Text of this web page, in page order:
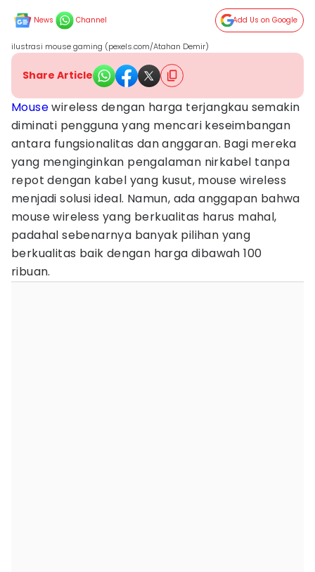
News Channel Add Us on Google
ilustrasi mouse gaming (pexels.com/Atahan Demir)
Share Article
Mousewireless dengan harga terjangkau semakin
diminati pengguna yang mencari keseimbangan
antara fungsionalitas dan anggaran. Bagi mereka
yang menginginkan pengalaman nirkabel tanpa
repot dengan kabel yang kusut, mouse wireless
menjadi solusi ideal. Namun, ada anggapan bahwa
mouse wireless yang berkualitas harus mahal,
padahal sebenarnya banyak pilihan yang
berkualitas baik dengan harga dibawah 100
ribuan.